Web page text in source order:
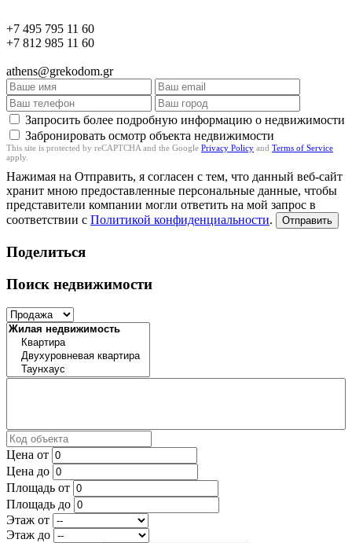
+7 495 795 11 60
+7 812 985 11 60
athens@grekodom.gr
Запросить более подробную информацию о недвижимости
Забронировать осмотр объекта недвижимости
This site is protected by reCAPTCHA and the Google Privacy Policy and Terms of Service
apply.
Нажимая на Отправить, я согласен с тем, что данный веб-сайт
хранит мною предоставленные персональные данные, чтобы
представители компании могли ответить на мой запрос в
соответствии с Политикой конфиденциальности. Отправить
Поделиться
Поиск недвижимости
Цена от
Цена до
Площадь от
Площадь до
Этаж от
Этаж до